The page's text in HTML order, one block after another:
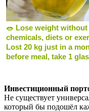
🥗 Lose weight without
chemicals, diets or
Lost 20 kg just in a
before meal, take 1
Инвестиционный
Не существует
который бы подошёл